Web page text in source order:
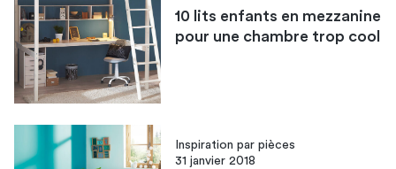
10 lits enfants en mezzanine
pour une chambre trop cool
Inspiration par pièces
31 janvier 2018